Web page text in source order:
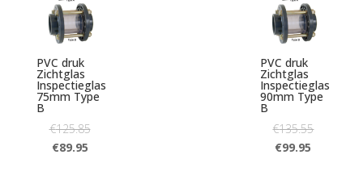
PVC druk
Zichtglas
Inspectieglas
75mm Type
B
€125.85
€89.95
PVC druk
Zichtglas
Inspectieglas
90mm Type
B
€135.55
€99.95